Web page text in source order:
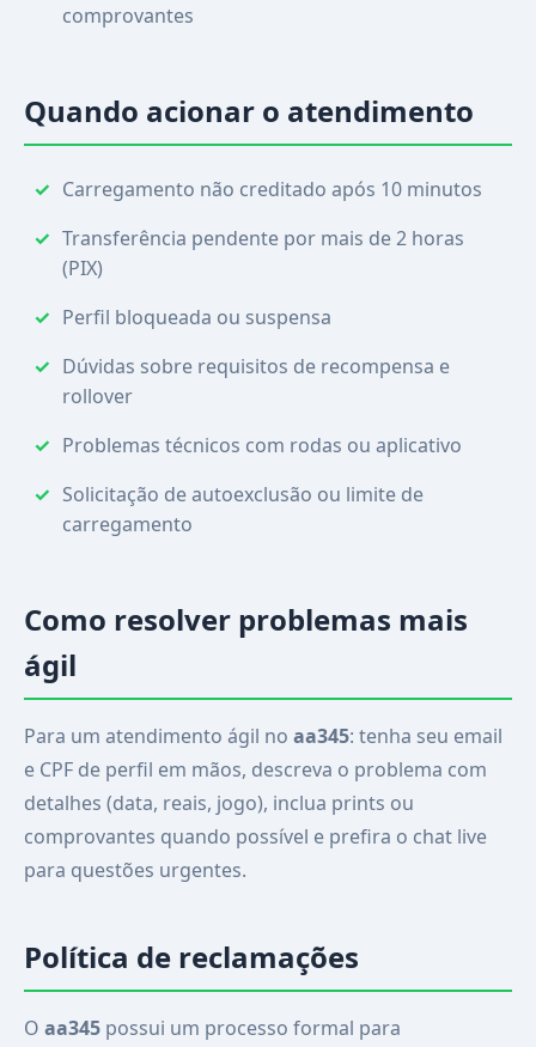
comprovantes
Quando acionar o atendimento
Carregamento não creditado após 10 minutos
Transferência pendente por mais de 2 horas
(PIX)
Perfil bloqueada ou suspensa
Dúvidas sobre requisitos de recompensa e
rollover
Problemas técnicos com rodas ou aplicativo
Solicitação de autoexclusão ou limite de
carregamento
Como resolver problemas mais
ágil
Para um atendimento ágil no aa345: tenha seu email
e CPF de perfil em mãos, descreva o problema com
detalhes (data, reais, jogo), inclua prints ou
comprovantes quando possível e prefira o chat live
para questões urgentes.
Política de reclamações
O aa345 possui um processo formal para